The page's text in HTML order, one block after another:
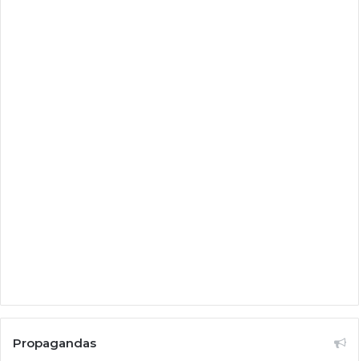
Propagandas